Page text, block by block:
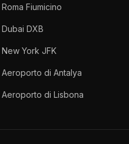
Roma Fiumicino
Dubai DXB
New York JFK
Aeroporto di Antalya
Aeroporto di Lisbona